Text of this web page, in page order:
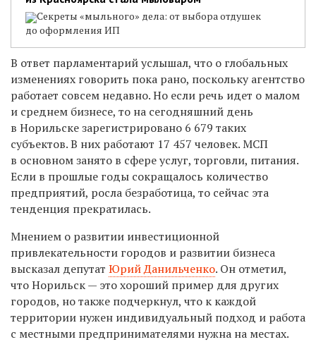
Секреты «мыльного» дела: от выбора отдушек
до оформления ИП
В ответ парламентарий услышал, что о глобальных
изменениях говорить пока рано, поскольку агентство
работает совсем недавно. Но если речь идет о малом
и среднем бизнесе, то на сегодняшний день
в Норильске зарегистрировано 6 679 таких
субъектов. В них работают 17 457 человек. МСП
в основном занято в сфере услуг, торговли, питания.
Если в прошлые годы сокращалось количество
предприятий, росла безработица, то сейчас эта
тенденция прекратилась.
Мнением о развитии инвестиционной
привлекательности городов и развитии бизнеса
высказал депутат Юрий Данильченко. Он отметил,
что Норильск — это хороший пример для других
городов, но также подчеркнул, что к каждой
территории нужен индивидуальный подход и работа
с местными предпринимателями нужна на местах.